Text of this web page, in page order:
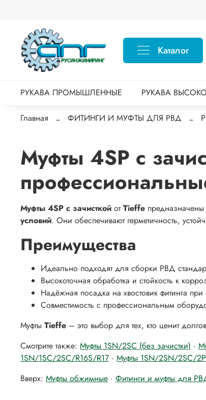
Каталог
РУКАВА ПРОМЫШЛЕННЫЕ РУКАВА
Главная ФИТИНГИ И МУФТЫ ДЛЯ РВД
Муфты 4SP с
Муфты 4SP с зачисткой отTieffe
условий. Они обеспечивают герметичность,
Преимущества
Идеально подходят для сборки РВД
Высокоточная обработка и стойкость к
Надёжная посадка на хвостовик фитинга при
Совместимость с профессиональным
Муфты Tieffe – это выбор для тех, кто ценит
Смотрите также: Муфты 1SN/2SC (без зачистки) ·
1SN/1SC/2SC/R16S/R17 · Муфты 1SN/2SN/2SC/
Вверх: Муфты обжимные · Фитинги и муфты для